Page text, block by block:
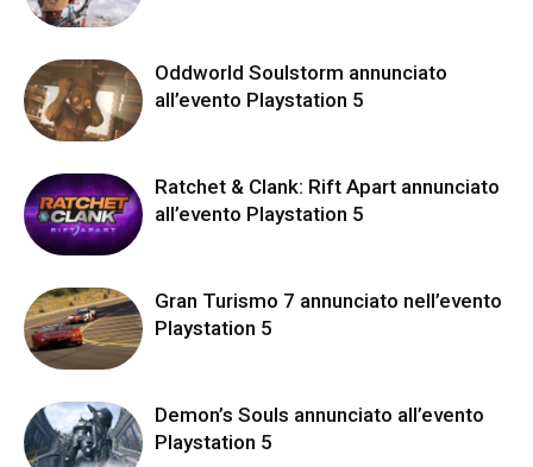
Oddworld Soulstorm annunciato
all’evento Playstation 5
Ratchet & Clank: Rift Apart annunciato
all’evento Playstation 5
Gran Turismo 7 annunciato nell’evento
Playstation 5
Demon’s Souls annunciato all’evento
Playstation 5